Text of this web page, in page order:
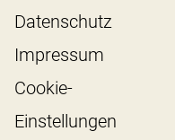
Datenschutz
Impressum
Cookie-
Einstellungen